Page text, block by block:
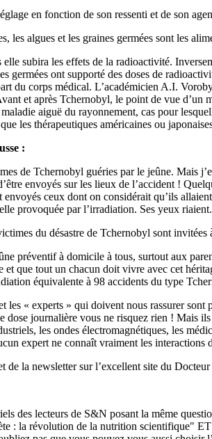
en fonction de son ressenti et de son
les algues et les graines germées sont les
subira les effets de la radioactivité.
germées ont supporté des doses de
du corps médical. L’académicien A.I.
et après Tchernobyl, le point de vue
aiguë du rayonnement, cas pour
les thérapeutiques américaines ou
:
de Tchernobyl guéries par le jeûne. Mais
envoyés sur les lieux de l’accident !
envoyés ceux dont on considérait qu’ils
provoquée par l’irradiation. Ses yeux
du désastre de Tchernobyl sont
préventif à domicile à tous, surtout aux
que tout un chacun doit vivre avec cet
équivalente à 98 accidents du type
les « experts » qui doivent nous rassurer
dose journalière vous ne risquez rien ! Mais
les ondes électromagnétiques, les
expert ne connaît vraiment les interactions
de la newsletter sur l’excellent site du
des lecteurs de S&N posant la même
: la révolution de la nutrition scientifique"